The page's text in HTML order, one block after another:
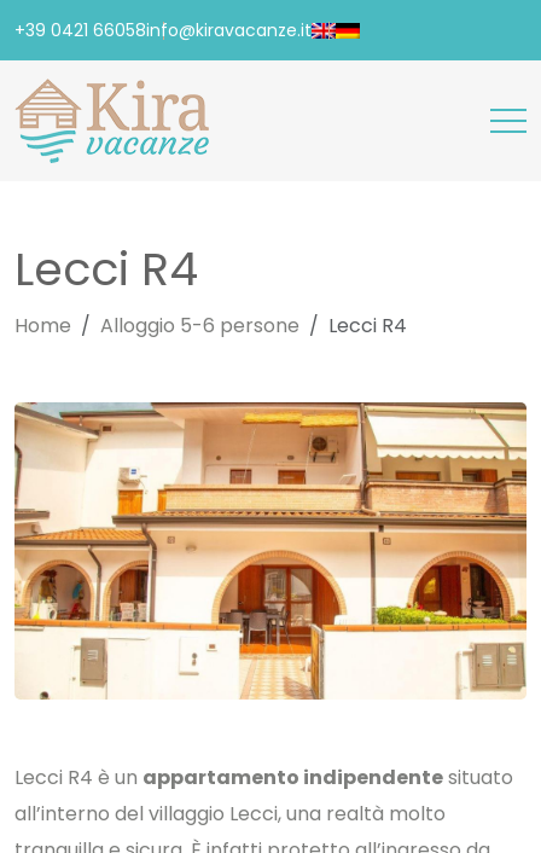
+39 0421 66058info@kiravacanze.it
Lecci R4
Home Alloggio 5-6 persone Lecci R4
Lecci R4 è un appartamento indipendentesituato
all’interno del villaggio Lecci, una realtà molto